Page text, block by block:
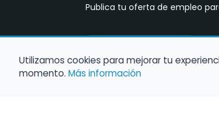
Publica tu oferta de empleo
Utilizamos cookies para mejorar tu
momento. Más información